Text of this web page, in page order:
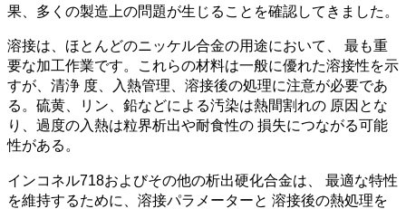
果、多くの製造上の問題が生じることを確認してきました。
溶接は、ほとんどのニッケル合金の用途において、 最も重
要な加工作業です。これらの材料は一般に優れた溶接性を示
すが、清浄 度、入熱管理、溶接後の処理に注意が必要であ
る。硫黄、リン、鉛などによる汚染は熱間割れの 原因とな
り、過度の入熱は粒界析出や耐食性の 損失につながる可能
性がある。
インコネル718およびその他の析出硬化合金は、 最適な特性
を維持するために、溶接パラメーターと 溶接後の熱処理を